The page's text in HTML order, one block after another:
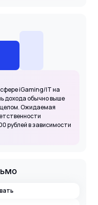
iGaming/IT на
дохода обычно выше
целом. Ожидаемая
рублей в зависимости